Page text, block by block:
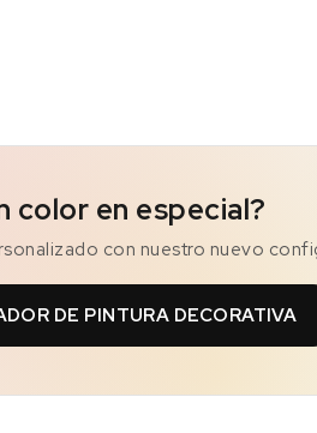
color en especial?
con nuestro nuevo
DE PINTURA DECORATIVA